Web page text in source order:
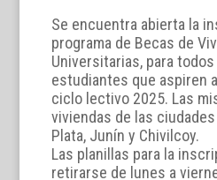
Se encuentra abierta la
programa de Becas de
Universitarias, para
estudiantes que aspiren
ciclo lectivo 2025. Las
viviendas de las
Plata, Junín y Chivilcoy.
Las planillas para la
retirarse de lunes a